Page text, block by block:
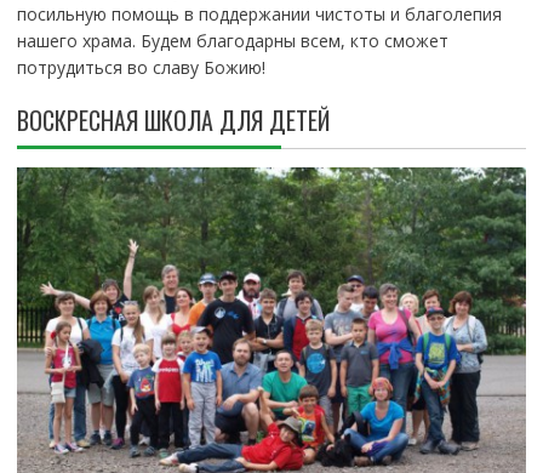
посильную помощь в поддержании чистоты и благолепия
нашего храма. Будем благодарны всем, кто сможет
потрудиться во славу Божию!
ВОСКРЕСНАЯ ШКОЛА ДЛЯ ДЕТЕЙ